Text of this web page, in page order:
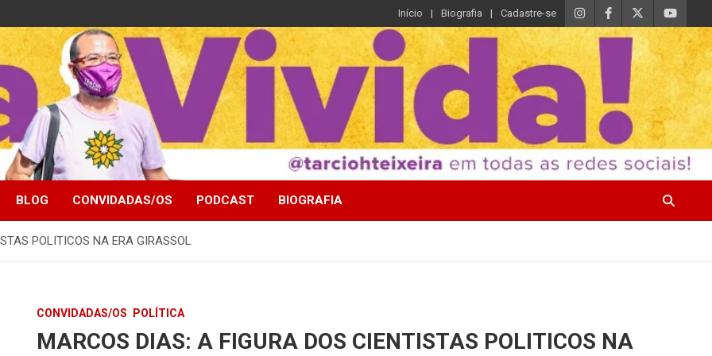
Início Biografia Cadastre-se
BLOG CONVIDADAS/OS PODCAST BIOGRAFIA
POLITICOS NA ERA GIRASSOL
CONVIDADAS/OS POLÍTICA
MARCOS DIAS: A FIGURA DOS CIENTISTAS POLITICOS NA